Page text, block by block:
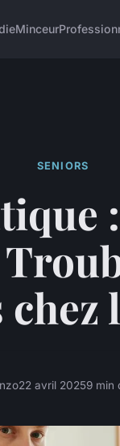
Minceur
SENIORS
22 avril 20259 min